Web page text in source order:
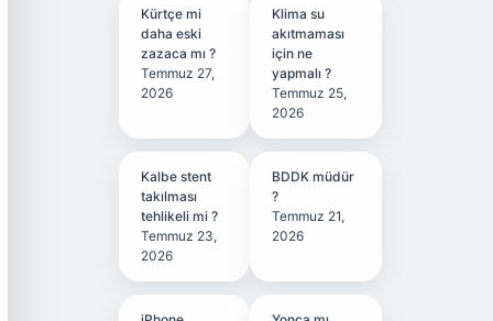
Kürtçe mi
daha eski
zazaca mı ?
Temmuz 27,
2026
Klima su
akıtmaması
için ne
yapmalı ?
Temmuz 25,
2026
Kalbe stent
takılması
tehlikeli mi ?
Temmuz 23,
2026
BDDK müdür
?
Temmuz 21,
2026